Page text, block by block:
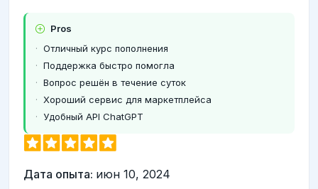
Pros
Отличный курс пополнения
Поддержка быстро помогла
Вопрос решён в течение суток
Хороший сервис для маркетплейса
Удобный API ChatGPT
Дата опыта: июн 10, 2024